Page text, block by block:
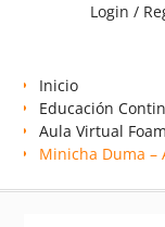
Login /
Inicio
Educación
Aula Virtual
Minicha Duma –